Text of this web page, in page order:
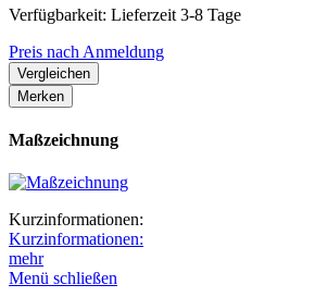
Verfügbarkeit: Lieferzeit 3-8 Tage
Preis nach Anmeldung
Vergleichen
Merken
Maßzeichnung
Kurzinformationen:
Kurzinformationen:
mehr
Menü schließen